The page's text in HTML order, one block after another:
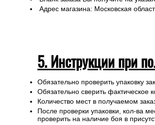
Адрес магазина: Московская
5. Инструкции при
Обязательно проверить упаковку
Обязательно сверить фактическое
Количество мест в получаемом
После проверки упаковки, кол-ва
проверить на наличие боя в